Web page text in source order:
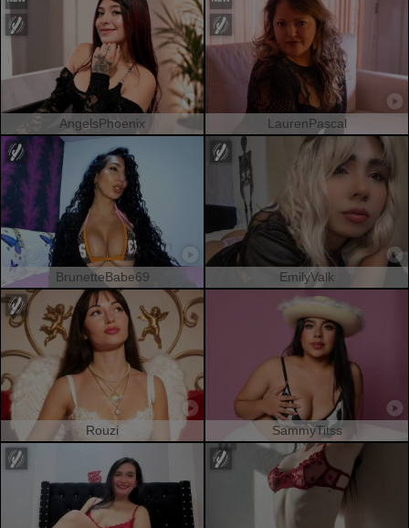
AngelsPhoenix LaurenPascal
BrunetteBabe69 EmilyValk
Rouzi SammyTitss